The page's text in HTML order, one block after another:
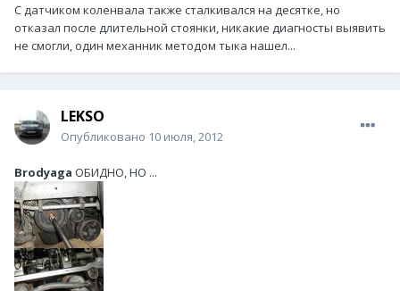
С датчиком коленвала также сталкивался на десятке, но
отказал после длительной стоянки, никакие диагносты выявить
не смогли, один механник методом тыка нашел...
LEKSO
Опубликовано 10 июля, 2012
Brodyaga ОБИДНО, НО ...